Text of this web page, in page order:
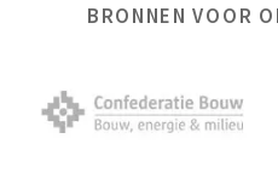
BRONNEN VOOR